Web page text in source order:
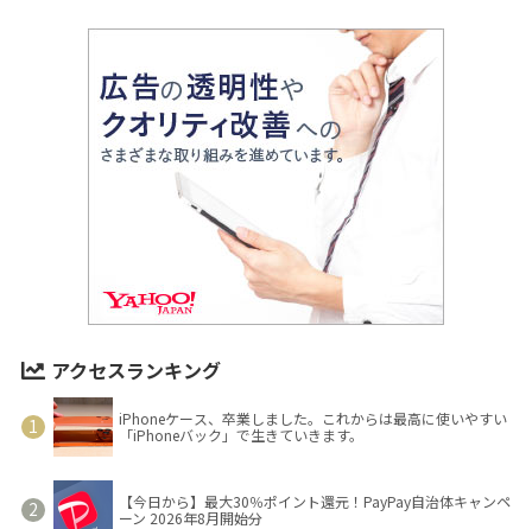
アクセスランキング
iPhoneケース、卒業しました。これからは最高に使いやすい
「iPhoneバック」で生きていきます。
【今日から】最大30％ポイント還元！PayPay自治体キャンペ
ーン 2026年8月開始分